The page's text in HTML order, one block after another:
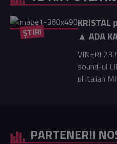
ȘTIRI
KRISTAL
▲ ADA
VINERI 23
sound-ul
ul italian
PARTENERII